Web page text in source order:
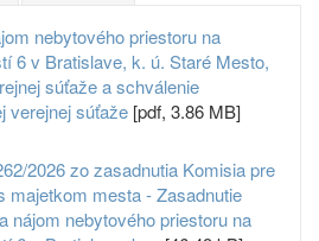
nebytového priestoru na
6 v Bratislave, k. ú. Staré Mesto,
súťaže a schválenie
verejnej súťaže [pdf, 3.86 MB]
2026 zo zasadnutia Komisia pre
majetkom mesta - Zasadnutie
nájom nebytového priestoru na